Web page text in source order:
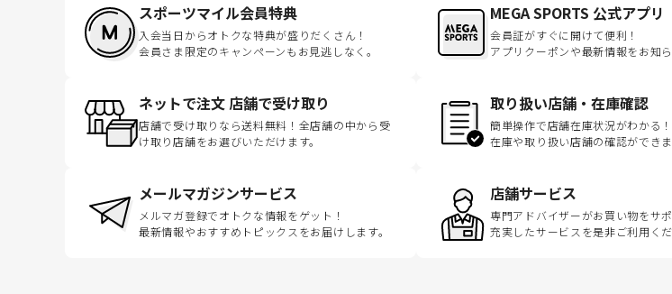
スポーツマイル会員特典
入会当日からオトクな特典が盛りだくさん！
会員さま限定のキャンペーンもお見逃しなく。
MEGA SPORTS 公式アプリ
会員証がすぐに開けて便利！
アプリクーポンや最新情報をお知ら
ネットで注文 店舗で受け取り
店舗で受け取りなら送料無料！全店舗の中から受
け取り店舗をお選びいただけます。
取り扱い店舗・在庫確認
簡単操作で店舗在庫状況がわかる
在庫や取り扱い店舗の確認ができま
メールマガジンサービス
メルマガ登録でオトクな情報をゲット！
最新情報やおすすめトピックスをお届けします。
店舗サービス
専門アドバイザーがお買い物をサポ
充実したサービスを是非ご利用くだ